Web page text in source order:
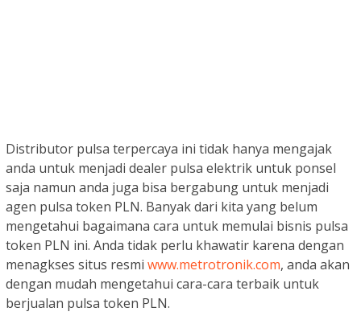
Distributor pulsa terpercaya ini tidak hanya mengajak
anda untuk menjadi dealer pulsa elektrik untuk ponsel
saja namun anda juga bisa bergabung untuk menjadi
agen pulsa token PLN. Banyak dari kita yang belum
mengetahui bagaimana cara untuk memulai bisnis pulsa
token PLN ini. Anda tidak perlu khawatir karena dengan
menagkses situs resmi www.metrotronik.com, anda akan
dengan mudah mengetahui cara-cara terbaik untuk
berjualan pulsa token PLN.